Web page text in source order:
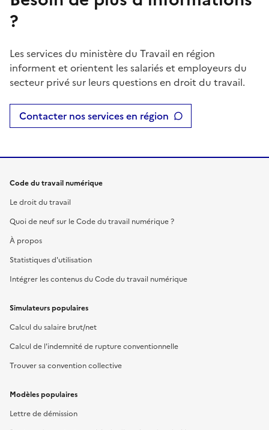
?
Les services du ministère du Travail en région
informent et orientent les salariés et employeurs du
secteur privé sur leurs questions en droit du travail.
Contacter nos services en région
Code du travail numérique
Le droit du travail
Quoi de neuf sur le Code du travail numérique ?
À propos
Statistiques d'utilisation
Intégrer les contenus du Code du travail numérique
Simulateurs populaires
Calcul du salaire brut/net
Calcul de l'indemnité de rupture conventionnelle
Trouver sa convention collective
Modèles populaires
Lettre de démission